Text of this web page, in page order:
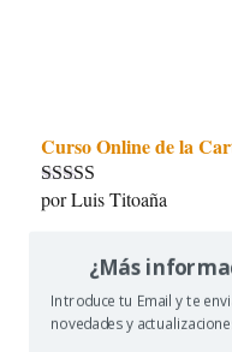
Curso Online de la
Valorado con
por Luis Titoaña
¿Más
Introduce tu Email y te
novedades y